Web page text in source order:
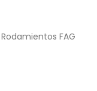
Rodamientos FAG